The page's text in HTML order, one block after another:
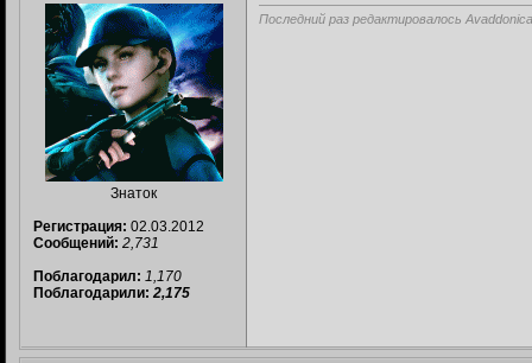
Знаток
Регистрация: 02.03.2012
Сообщений: 2,731
Поблагодарил: 1,170
Поблагодарили: 2,175
Последний раз редактировалось